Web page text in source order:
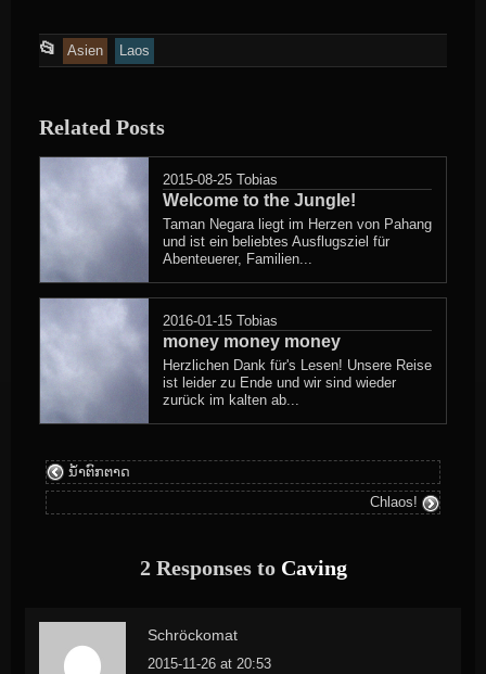
📂
This
posted
Asien Laos
Related Posts
2015-08-25 Tobias
Welcome to the Jungle!
Taman Negara liegt im Herzen von Pahang
und ist ein beliebtes Ausflugsziel für
Abenteuerer, Familien...
2016-01-15 Tobias
money money money
Herzlichen Dank für's Lesen! Unsere Reise
ist leider zu Ende und wir sind wieder
zurück im kalten ab...
ນ້ໍາຕົກຕາດ
Chlaos!
2 Responses to Caving
Schröckomat
2015-11-26 at 20:53